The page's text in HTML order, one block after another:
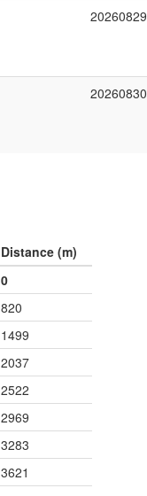
20260829
20260830
Distance (m)
0
820
1499
2037
2522
2969
3283
3621